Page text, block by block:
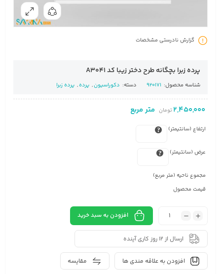
گزارش نادرستی مشخصات
پرده زبرا بچگانه طرح دختر زیبا کد A3041
شناسه محصول: 920171 دسته: دکوراسیون, پرده, پرده زبرا
2,450,000 تومان متر مربع
ارتفاع (سانتیمتر)
عرض (سانتیمتر)
مجموع ناحیه (متر مربع)
قیمت محصول
افزودن به سبد خرید
ارسال از 12 روز کاری آینده
مقایسه افزودن به علاقه مندی ها